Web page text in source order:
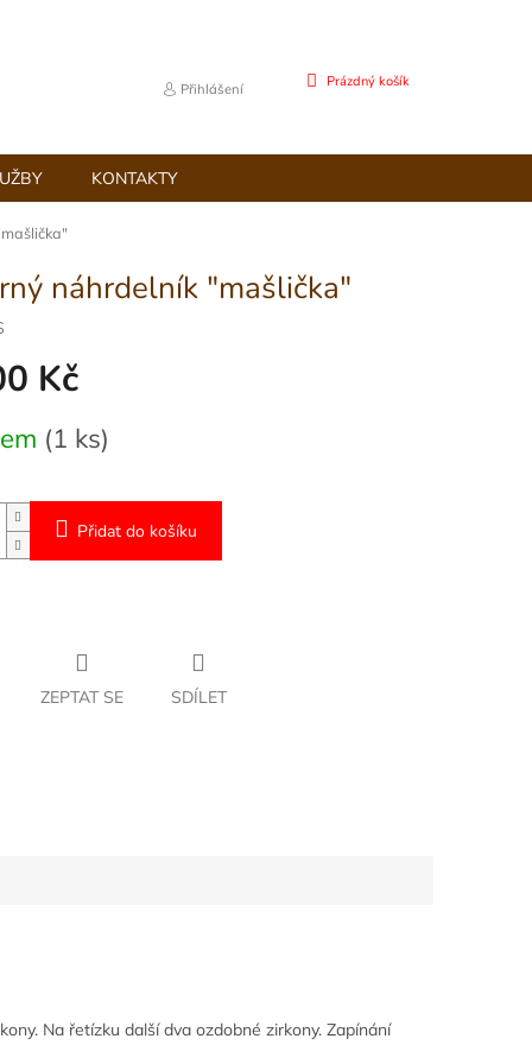
Přihlášení
NÁKUPNÍ
Prázdný košík
KONTAKTY
náhrdelník "mašlička"
Kč
(1 ks)
Přidat do košíku
ZEPTAT SE SDÍLET
Na řetízku další dva ozdobné zirkony. Zapínání